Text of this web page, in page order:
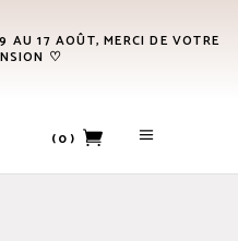
AU 17 AOÛT, MERCI DE VOTRE
♡
(0)